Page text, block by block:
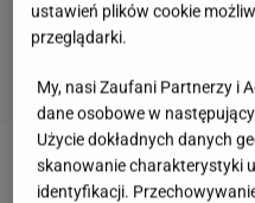
Zobacz wideoCo tam
ustawień plików cookie
przeglądarki.
My, nasi Zaufani Partnerzy i
dane osobowe w
Użycie dokładnych danych
skanowanie charakterystyki
identyfikacji.